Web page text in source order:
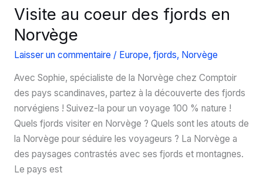
Visite au coeur des fjords en
Norvège
Laisser un commentaire / Europe, fjords, Norvège
Avec Sophie, spécialiste de la Norvège chez Comptoir
des pays scandinaves, partez à la découverte des fjords
norvégiens ! Suivez-la pour un voyage 100 % nature !
Quels fjords visiter en Norvège ? Quels sont les atouts de
la Norvège pour séduire les voyageurs ? La Norvège a
des paysages contrastés avec ses fjords et montagnes.
Le pays est